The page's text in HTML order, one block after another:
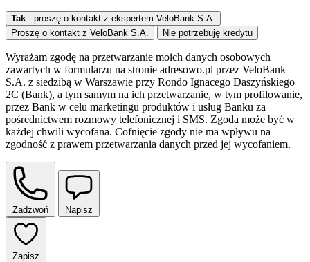
Tak - proszę o kontakt z ekspertem VeloBank S.A.
Proszę o kontakt z VeloBank S.A.
Nie potrzebuję kredytu
Wyrażam zgodę na przetwarzanie moich danych osobowych
zawartych w formularzu na stronie adresowo.pl przez VeloBank
S.A. z siedzibą w Warszawie przy Rondo Ignacego Daszyńskiego
2C (Bank), a tym samym na ich przetwarzanie, w tym profilowanie,
przez Bank w celu marketingu produktów i usług Banku za
pośrednictwem rozmowy telefonicznej i SMS. Zgoda może być w
każdej chwili wycofana. Cofnięcie zgody nie ma wpływu na
zgodność z prawem przetwarzania danych przed jej wycofaniem.
Zadzwoń Napisz
Zapisz